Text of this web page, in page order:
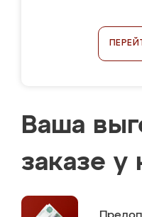
Ваша
заказе у